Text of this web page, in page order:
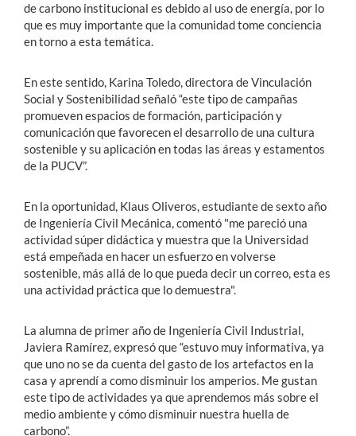
de carbono institucional es debido al uso de energía, por lo
que es muy importante que la comunidad tome conciencia
en torno a esta temática.
En este sentido, Karina Toledo, directora de Vinculación
Social y Sostenibilidad señaló “este tipo de campañas
promueven espacios de formación, participación y
comunicación que favorecen el desarrollo de una cultura
sostenible y su aplicación en todas las áreas y estamentos
de la PUCV”.
En la oportunidad, Klaus Oliveros, estudiante de sexto año
de Ingeniería Civil Mecánica, comentó "me pareció una
actividad súper didáctica y muestra que la Universidad
está empeñada en hacer un esfuerzo en volverse
sostenible, más allá de lo que pueda decir un correo, esta es
una actividad práctica que lo demuestra".
La alumna de primer año de Ingeniería Civil Industrial,
Javiera Ramírez, expresó que “estuvo muy informativa, ya
que uno no se da cuenta del gasto de los artefactos en la
casa y aprendí a como disminuir los amperios. Me gustan
este tipo de actividades ya que aprendemos más sobre el
medio ambiente y cómo disminuir nuestra huella de
carbono”.